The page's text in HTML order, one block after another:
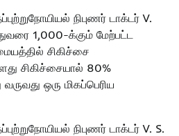
நிபுணர் டாக்டர் V.
1,000-க்கும் மேற்பட்ட
சிகிச்சை
சிகிச்சையால் 80%
ஒரு மிகப்பெரிய
நிபுணர் டாக்டர் V. S.